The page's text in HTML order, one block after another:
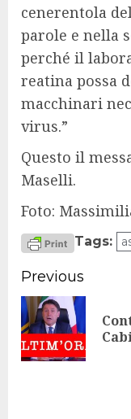
cenerentola
parole e nella
perché il
reatina possa
macchinari
virus.”
Questo il
Maselli.
Foto:
Tags:
Continue
Reading
Previous